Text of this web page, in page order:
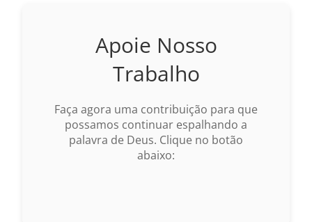
Apoie Nosso
Trabalho
Faça agora uma contribuição para que
possamos continuar espalhando a
palavra de Deus. Clique no botão
abaixo: